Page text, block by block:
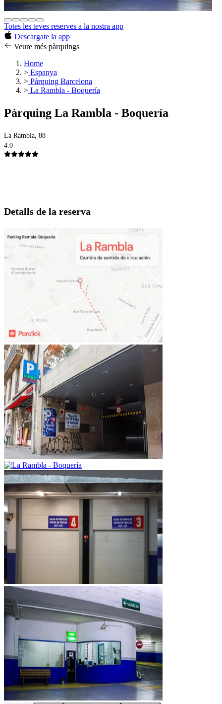
Totes les teves reserves a la nostra app
Descargate la app
Veure més pàrquings
Home
> Espanya
> Pàrquing Barcelona
> La Rambla - Boquería
Pàrquing La Rambla - Boquería
La Rambla, 88
4.0
Detalls de la reserva